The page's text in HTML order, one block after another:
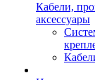
Кабели,
аксессуары